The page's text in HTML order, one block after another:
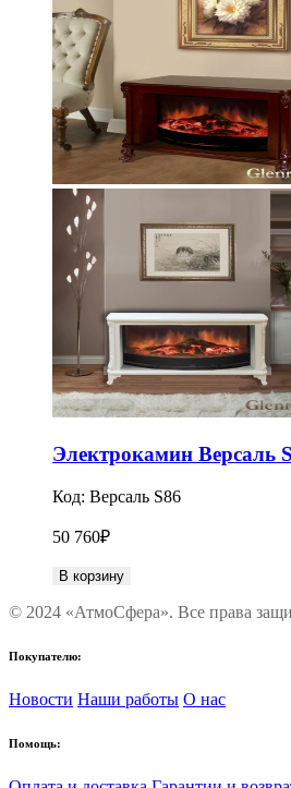
Электрокамин Версаль
Код: Версаль S86
50 760₽
В корзину
© 2024 «АтмоСфера». Все права
Покупателю:
Новости Наши работы О нас
Помощь: